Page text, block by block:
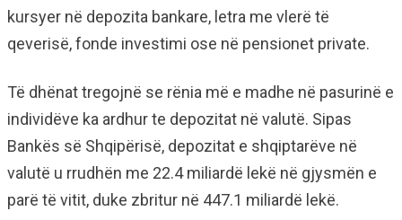
kursyer në depozita bankare, letra me vlerë të
qeverisë, fonde investimi ose në pensionet private.
Të dhënat tregojnë se rënia më e madhe në pasurinë e
individëve ka ardhur te depozitat në valutë. Sipas
Bankës së Shqipërisë, depozitat e shqiptarëve në
valutë u rrudhën me 22.4 miliardë lekë në gjysmën e
parë të vitit, duke zbritur në 447.1 miliardë lekë.